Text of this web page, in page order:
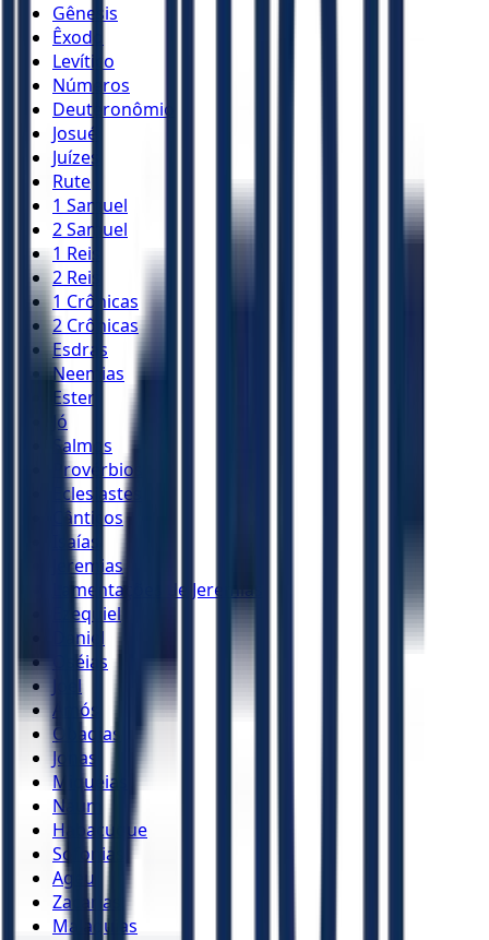
Gênesis
Êxodo
Levítico
Números
Deuteronômio
Josué
Juízes
Rute
1 Samuel
2 Samuel
1 Reis
2 Reis
1 Crônicas
2 Crônicas
Esdras
Neemias
Ester
Jó
Salmos
Provérbios
Eclesiastes
Cânticos
Isaías
Jeremias
Lamentações de Jeremias
Ezequiel
Daniel
Oséias
Joel
Amós
Obadias
Jonas
Miquéias
Naum
Habacuque
Sofonias
Ageu
Zacarias
Malaquias